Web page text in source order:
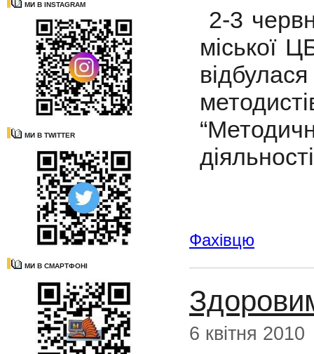
МИ В INSTAGRAM
МИ В TWITTER
МИ В СМАРТФОНІ
2-3
міської
Фахівцю
6 квітня 2010